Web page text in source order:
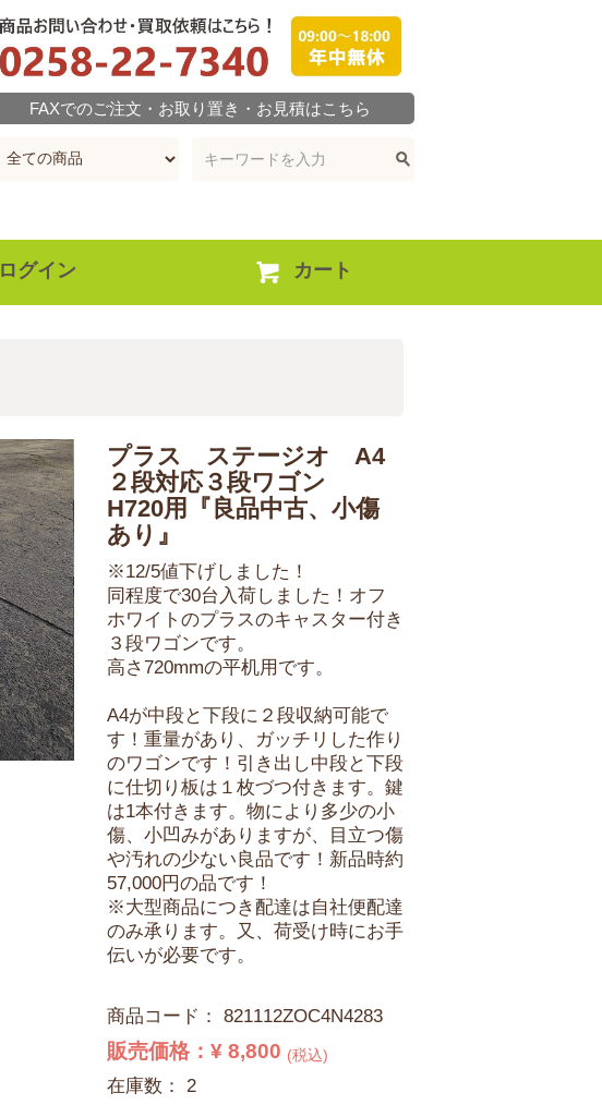
FAXでのご注文・お取り置き・お見積はこちら
ログイン カート
プラス ステージオ A4
２段対応３段ワゴン
H720用『良品中古、小傷
あり』
※12/5値下げしました！
同程度で30台入荷しました！オフ
ホワイトのプラスのキャスター付き
３段ワゴンです。
高さ720mmの平机用です。
A4が中段と下段に２段収納可能で
す！重量があり、ガッチリした作り
のワゴンです！引き出し中段と下段
に仕切り板は１枚づつ付きます。鍵
は1本付きます。物により多少の小
傷、小凹みがありますが、目立つ傷
や汚れの少ない良品です！新品時約
57,000円の品です！
※大型商品につき配達は自社便配達
のみ承ります。又、荷受け時にお手
伝いが必要です。
商品コード： 821112ZOC4N4283
販売価格： ¥ 8,800 (税込)
在庫数： 2